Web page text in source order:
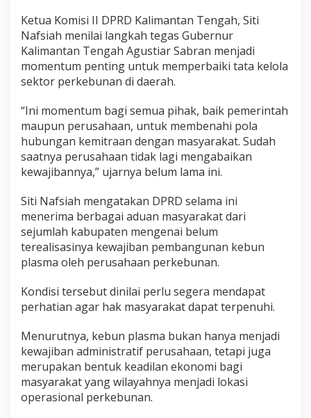
Ketua Komisi II DPRD Kalimantan Tengah, Siti
Nafsiah menilai langkah tegas Gubernur
Kalimantan Tengah Agustiar Sabran menjadi
momentum penting untuk memperbaiki tata kelola
sektor perkebunan di daerah.
“Ini momentum bagi semua pihak, baik pemerintah
maupun perusahaan, untuk membenahi pola
hubungan kemitraan dengan masyarakat. Sudah
saatnya perusahaan tidak lagi mengabaikan
kewajibannya,” ujarnya belum lama ini.
Siti Nafsiah mengatakan DPRD selama ini
menerima berbagai aduan masyarakat dari
sejumlah kabupaten mengenai belum
terealisasinya kewajiban pembangunan kebun
plasma oleh perusahaan perkebunan.
Kondisi tersebut dinilai perlu segera mendapat
perhatian agar hak masyarakat dapat terpenuhi.
Menurutnya, kebun plasma bukan hanya menjadi
kewajiban administratif perusahaan, tetapi juga
merupakan bentuk keadilan ekonomi bagi
masyarakat yang wilayahnya menjadi lokasi
operasional perkebunan.